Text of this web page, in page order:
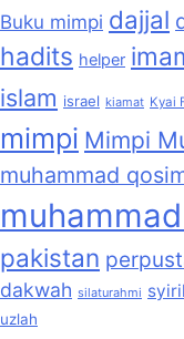
Buku mimpi dajjal
hadits helper
islam israel kiamat Kyai
mimpi Mimpi
muhammad
pakistan
dakwah silaturahmi
uzlah